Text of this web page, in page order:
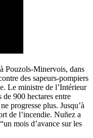
Pouzols-Minervois, dans
des sapeurs-pompiers
Le ministre de l’Intérieur
900 hectares entre
progresse plus. Jusqu’à
de l’incendie. Nuñez a
mois d’avance sur les